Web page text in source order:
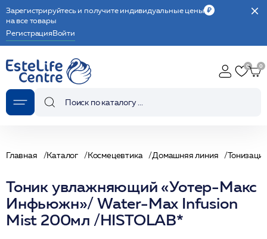
Зарегистрируйтесь и получите индивидуальные цены
на все товары
РегистрацияВойти
Главная Каталог Космецевтика Домашняя линия
Тоник увлажняющий «Уотер-Макс
Инфьюжн»/ Water-Max Infusion
Mist 200мл /HISTOLAB*